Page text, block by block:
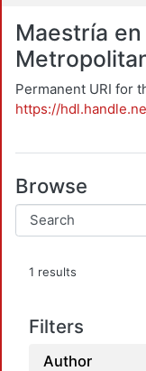
Maestría
Permanent URI for
https://
Browse
1 results
Filters
Author